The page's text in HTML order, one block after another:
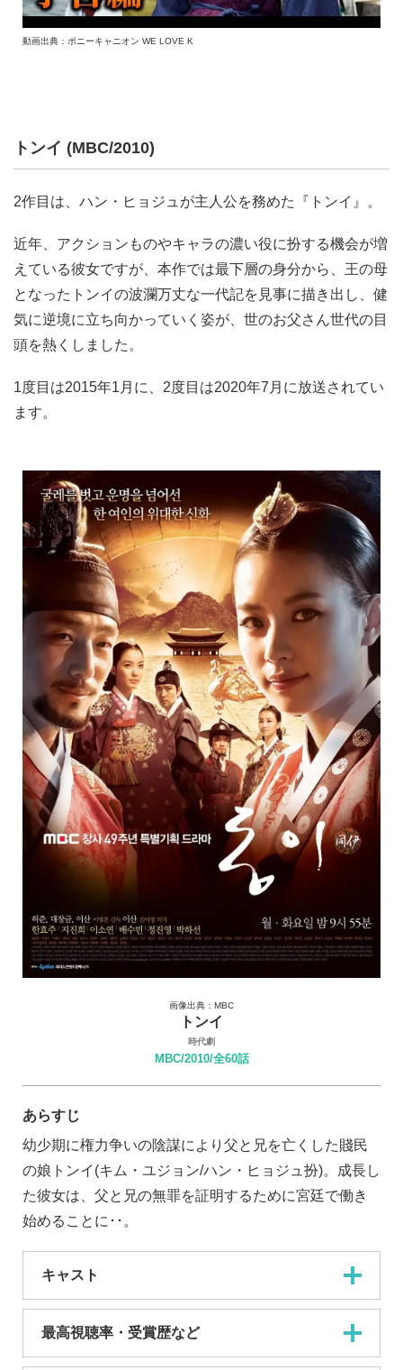
動画出典：ポニーキャニオン WE LOVE K
トンイ (MBC/2010)
2作目は、ハン・ヒョジュが主人公を務めた『トンイ』。
近年、アクションものやキャラの濃い役に扮する機会が増
えている彼女ですが、本作では最下層の身分から、王の母
となったトンイの波瀾万丈な一代記を見事に描き出し、健
気に逆境に立ち向かっていく姿が、世のお父さん世代の目
頭を熱くしました。
1度目は2015年1月に、2度目は2020年7月に放送されてい
ます。
画像出典：MBC
トンイ
時代劇
MBC/2010/全60話
あらすじ
幼少期に権力争いの陰謀により父と兄を亡くした賤民
の娘トンイ(キム・ユジョン/ハン・ヒョジュ扮)。成長し
た彼女は、父と兄の無罪を証明するために宮廷で働き
始めることに･･。
キャスト
最高視聴率・受賞歴など